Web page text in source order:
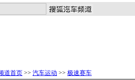
道首页 >> 汽车运动 >> 极速赛车